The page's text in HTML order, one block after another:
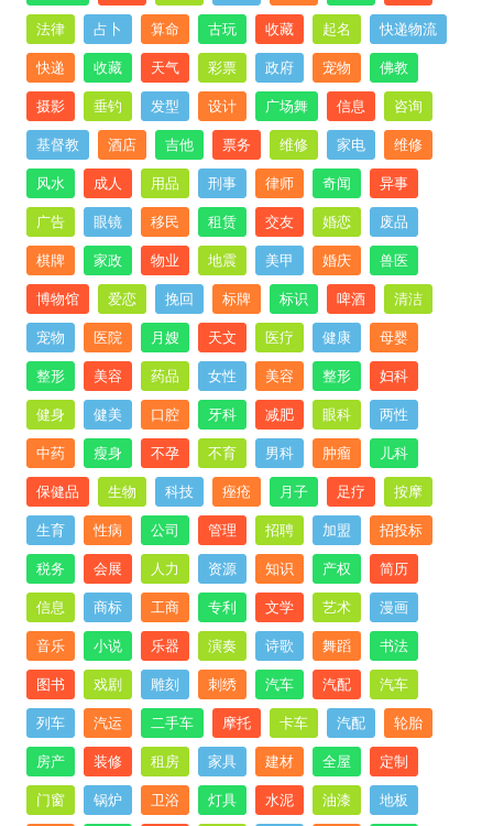
法律 占卜 算命 古玩 收藏 起名 快递物流
快递 收藏 天气 彩票 政府 宠物 佛教
摄影 垂钓 发型 设计 广场舞 信息 咨询
基督教 酒店 吉他 票务 维修 家电 维修
风水 成人 用品 刑事 律师 奇闻 异事
广告 眼镜 移民 租赁 交友 婚恋 废品
棋牌 家政 物业 地震 美甲 婚庆 兽医
博物馆 爱恋 挽回 标牌 标识 啤酒 清洁
宠物 医院 月嫂 天文 医疗 健康 母婴
整形 美容 药品 女性 美容 整形 妇科
健身 健美 口腔 牙科 减肥 眼科 两性
中药 瘦身 不孕 不育 男科 肿瘤 儿科
保健品 生物 科技 痤疮 月子 足疗 按摩
生育 性病 公司 管理 招聘 加盟 招投标
税务 会展 人力 资源 知识 产权 简历
信息 商标 工商 专利 文学 艺术 漫画
音乐 小说 乐器 演奏 诗歌 舞蹈 书法
图书 戏剧 雕刻 刺绣 汽车 汽配 汽车
列车 汽运 二手车 摩托 卡车 汽配 轮胎
房产 装修 租房 家具 建材 全屋 定制
门窗 锅炉 卫浴 灯具 水泥 油漆 地板